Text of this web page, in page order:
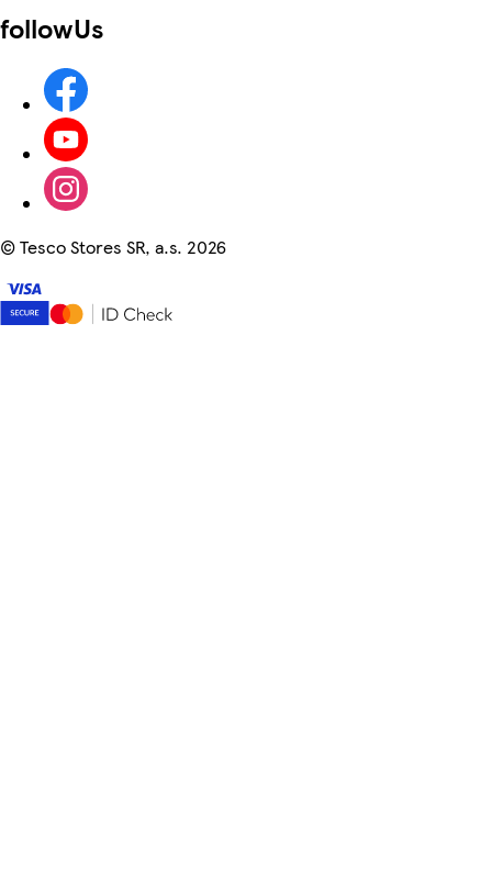
followUs
©Tesco Stores SR, a.s. 2026